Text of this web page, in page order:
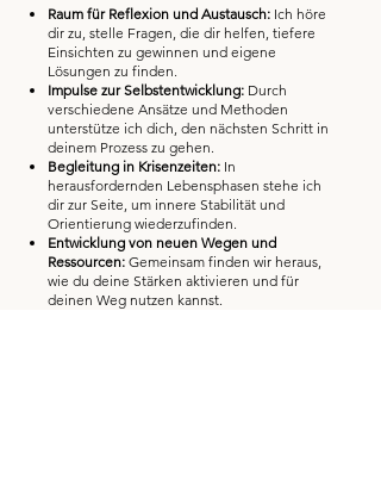
Raum für Reflexion und Austausch: Ich höre
dir zu, stelle Fragen, die dir helfen, tiefere
Einsichten zu gewinnen und eigene
Lösungen zu finden.
Impulse zur Selbstentwicklung: Durch
verschiedene Ansätze und Methoden
unterstütze ich dich, den nächsten Schritt in
deinem Prozess zu gehen.
Begleitung in Krisenzeiten: In
herausfordernden Lebensphasen stehe ich
dir zur Seite, um innere Stabilität und
Orientierung wiederzufinden.
Entwicklung von neuen Wegen und
Ressourcen: Gemeinsam finden wir heraus,
wie du deine Stärken aktivieren und für
deinen Weg nutzen kannst.